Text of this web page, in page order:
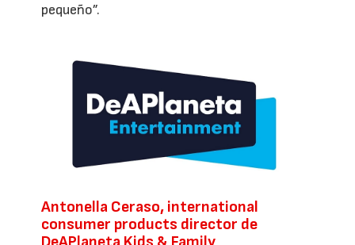
pequeño”.
Antonella Ceraso, international
consumer products director de